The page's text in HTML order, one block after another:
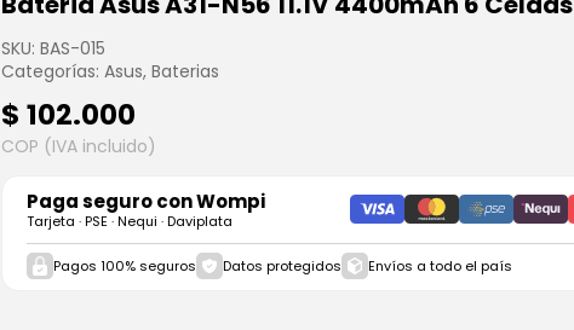
SKU: BAS-015
Categorías: Asus, Baterias
$ 102.000
COP (IVA incluido)
Paga seguro conWompi
Tarjeta · PSE · Nequi · Daviplata
Pagos 100% seguros Datos protegidos Envíos a todo el país